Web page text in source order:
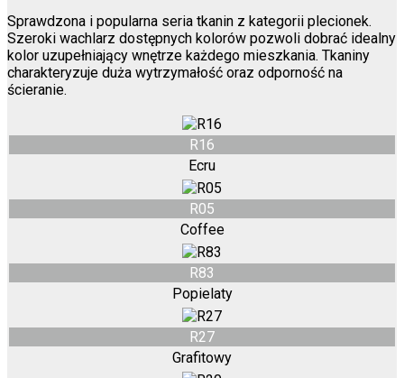
Sprawdzona i popularna seria tkanin z kategorii plecionek.
Szeroki wachlarz dostępnych kolorów pozwoli dobrać idealny
kolor uzupełniający wnętrze każdego mieszkania. Tkaniny
charakteryzuje duża wytrzymałość oraz odporność na
ścieranie.
R16
Ecru
R05
Coffee
R83
Popielaty
R27
Grafitowy